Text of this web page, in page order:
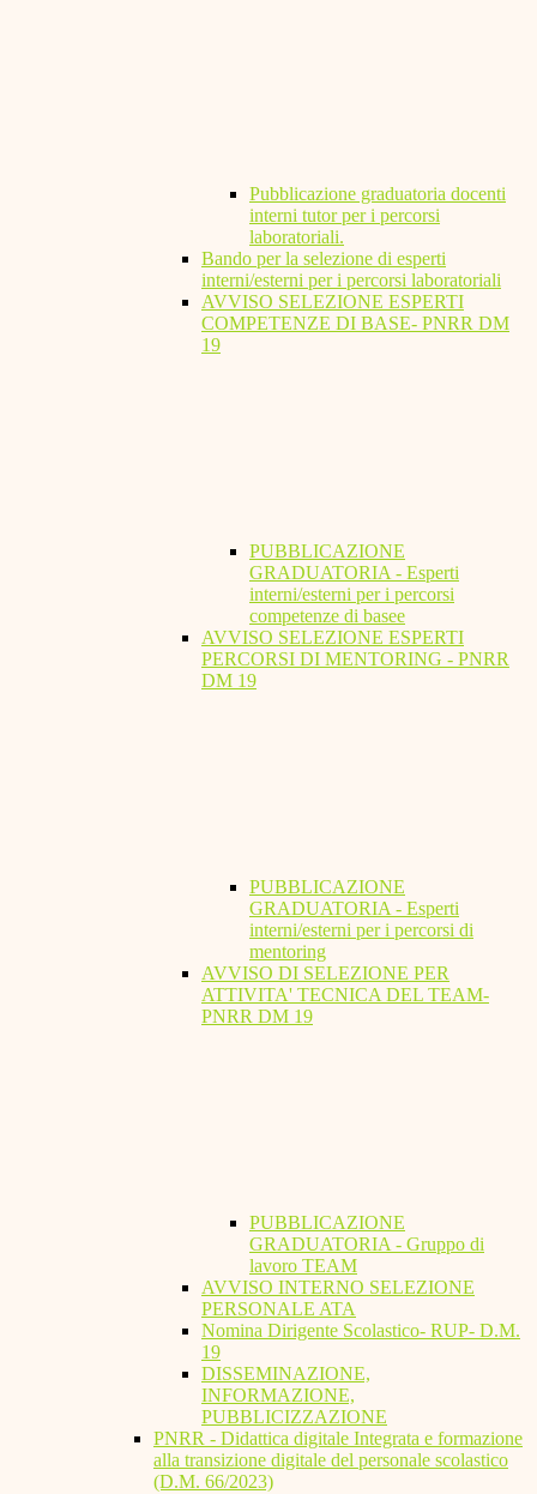
Pubblicazione graduatoria docenti
interni tutor per i percorsi
laboratoriali.
Bando per la selezione di esperti
interni/esterni per i percorsi laboratoriali
AVVISO SELEZIONE ESPERTI
COMPETENZE DI BASE- PNRR DM
19
PUBBLICAZIONE
GRADUATORIA - Esperti
interni/esterni per i percorsi
competenze di basee
AVVISO SELEZIONE ESPERTI
PERCORSI DI MENTORING - PNRR
DM 19
PUBBLICAZIONE
GRADUATORIA - Esperti
interni/esterni per i percorsi di
mentoring
AVVISO DI SELEZIONE PER
ATTIVITA' TECNICA DEL TEAM-
PNRR DM 19
PUBBLICAZIONE
GRADUATORIA - Gruppo di
lavoro TEAM
AVVISO INTERNO SELEZIONE
PERSONALE ATA
Nomina Dirigente Scolastico- RUP- D.M.
19
DISSEMINAZIONE,
INFORMAZIONE,
PUBBLICIZZAZIONE
PNRR - Didattica digitale Integrata e formazione
alla transizione digitale del personale scolastico
(D.M. 66/2023)